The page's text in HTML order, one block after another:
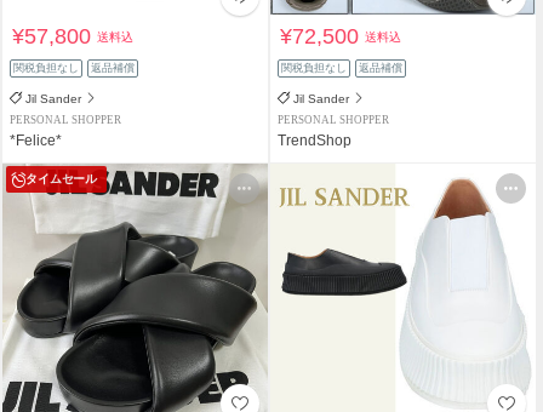
¥57,800送料込
関税負担なし 返品補償
Jil Sander
PERSONAL SHOPPER
*Felice*
¥72,500送料込
関税負担なし 返品補償
Jil Sander
PERSONAL SHOPPER
TrendShop
タイムセール